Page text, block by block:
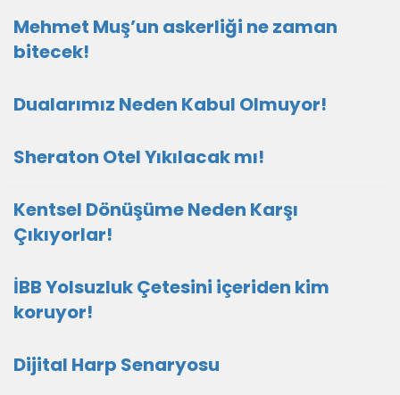
Mehmet Muş’un askerliği ne zaman
bitecek!
Dualarımız Neden Kabul Olmuyor!
Sheraton Otel Yıkılacak mı!
Kentsel Dönüşüme Neden Karşı
Çıkıyorlar!
İBB Yolsuzluk Çetesini içeriden kim
koruyor!
Dijital Harp Senaryosu